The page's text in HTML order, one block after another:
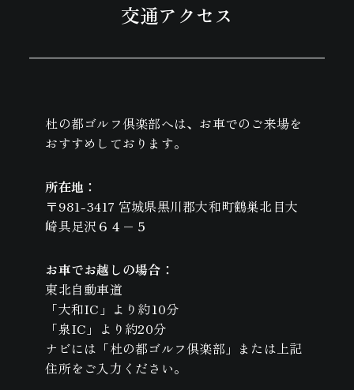
交通アクセス
杜の都ゴルフ倶楽部へは、お車でのご来場を
おすすめしております。
所在地：
〒981-3417 宮城県黒川郡大和町鶴巣北目大
崎具足沢６４−５
お車でお越しの場合：
東北自動車道
「大和IC」より約10分
「泉IC」より約20分
ナビには「杜の都ゴルフ倶楽部」または上記
住所をご入力ください。